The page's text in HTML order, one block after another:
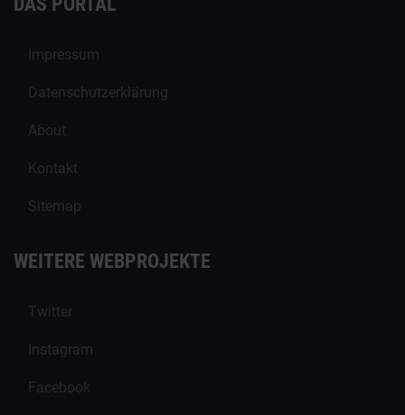
Impressum
Datenschutzerklärung
About
Kontakt
Sitemap
WEITERE WEBPROJEKTE
Twitter
Instagram
Facebook